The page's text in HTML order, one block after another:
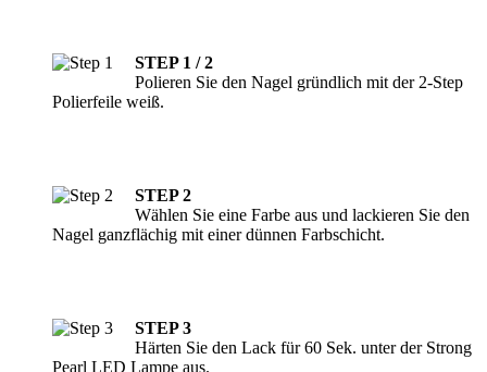
STEP 1 / 2
Polieren Sie den Nagel gründlich mit der 2-Step
Polierfeile weiß.
STEP 2
Wählen Sie eine Farbe aus und lackieren Sie den
Nagel ganzflächig mit einer dünnen Farbschicht.
STEP 3
Härten Sie den Lack für 60 Sek. unter der Strong
Pearl LED Lampe aus.